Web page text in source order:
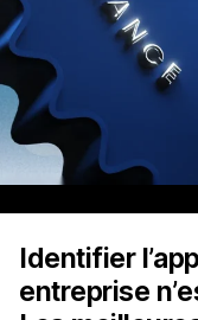
Identifier
entreprise